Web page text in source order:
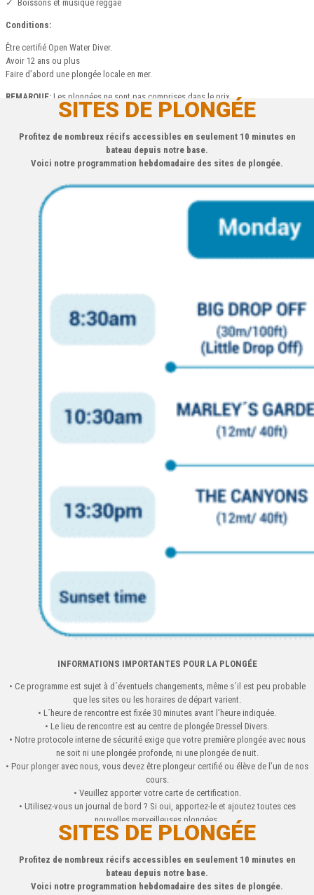
✓ Boissons et musique reggae
Conditions:
Être certifié Open Water Diver.
Avoir 12 ans ou plus
Faire d’abord une plongée locale en mer.
REMARQUE: Les plongées ne sont pas comprises dans le prix.
SITES DE PLONGÉE
Profitez de nombreux récifs accessibles en seulement 10 minutes en
bateau depuis notre base.
Voici notre programmation hebdomadaire des sites de plongée.
INFORMATIONS IMPORTANTES POUR LA PLONGÉE
• Ce programme est sujet à d´éventuels changements, même s´il est peu probable
que les sites ou les horaires de départ varient.
• L´heure de rencontre est fixée 30 minutes avant l’heure indiquée.
• Le lieu de rencontre est au centre de plongée Dressel Divers.
• Notre protocole interne de sécurité exige que votre première plongée avec nous
ne soit ni une plongée profonde, ni une plongée de nuit.
• Pour plonger avec nous, vous devez être plongeur certifié ou élève de l’un de nos
cours.
• Veuillez apporter votre carte de certification.
• Utilisez-vous un journal de bord ? Si oui, apportez-le et ajoutez toutes ces
nouvelles merveilleuses plongées.
SITES DE PLONGÉE
Profitez de nombreux récifs accessibles en seulement 10 minutes en
bateau depuis notre base.
Voici notre programmation hebdomadaire des sites de plongée.